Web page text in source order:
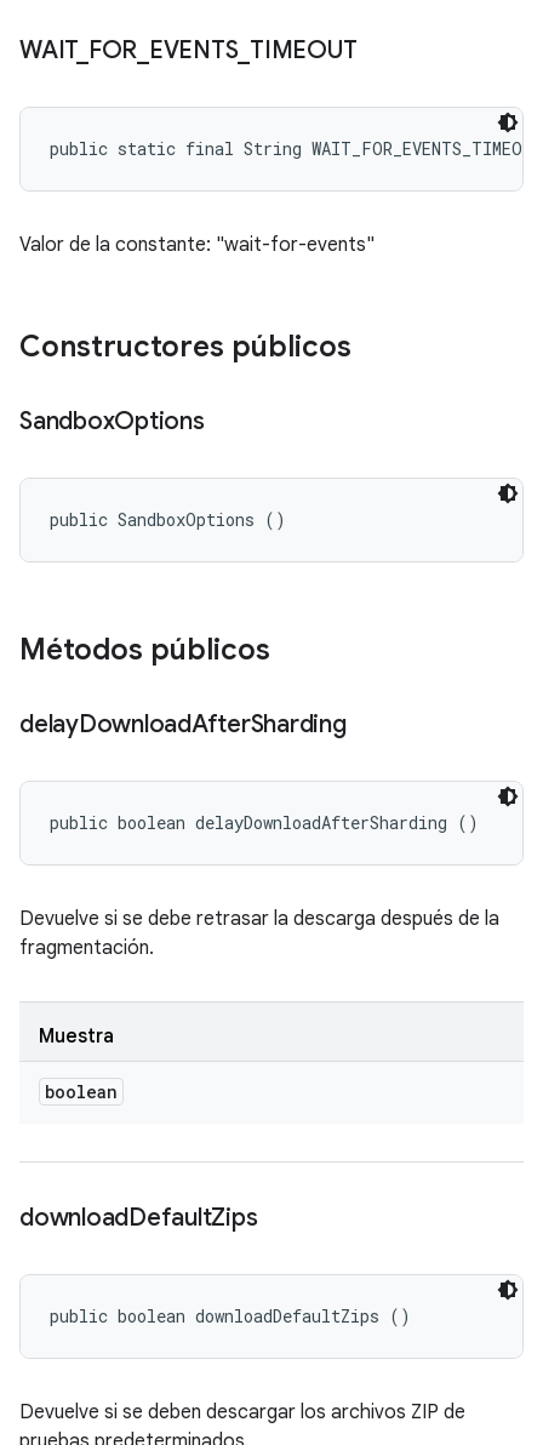
WAIT_ FOR EVENTS_ TIMEOUT
public static final String WAIT_FOR_EVENTS_TIMEOUT
Valor de la constante: "wait-for-events"
Constructores públicos
SandboxOptions
public SandboxOptions ()
Métodos públicos
delayDownloadAfterSharding
public boolean delayDownloadAfterSharding ()
Devuelve si se debe retrasar la descarga después de la
fragmentación.
Muestra
boolean
downloadDefaultZips
public boolean downloadDefaultZips ()
Devuelve si se deben descargar los archivos ZIP de